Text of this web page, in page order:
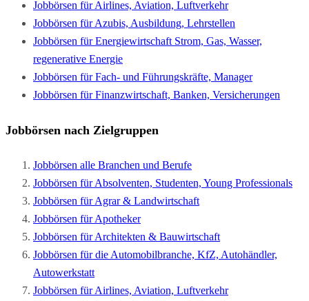
Jobbörsen für Airlines, Aviation, Luftverkehr
Jobbörsen für Azubis, Ausbildung, Lehrstellen
Jobbörsen für Energiewirtschaft Strom, Gas, Wasser,
regenerative Energie
Jobbörsen für Fach- und Führungskräfte, Manager
Jobbörsen für Finanzwirtschaft, Banken, Versicherungen
Jobbörsen nach Zielgruppen
Jobbörsen alle Branchen und Berufe
Jobbörsen für Absolventen, Studenten, Young Professionals
Jobbörsen für Agrar & Landwirtschaft
Jobbörsen für Apotheker
Jobbörsen für Architekten & Bauwirtschaft
Jobbörsen für die Automobilbranche, KfZ, Autohändler,
Autowerkstatt
Jobbörsen für Airlines, Aviation, Luftverkehr